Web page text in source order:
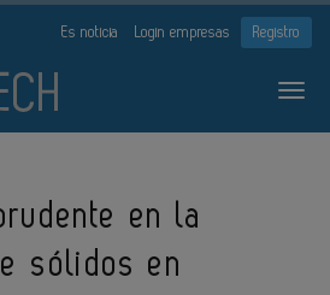
Es noticia Login empresas Registro
en la
sólidos en